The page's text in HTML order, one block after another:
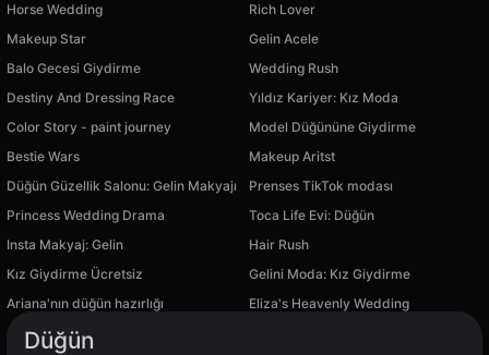
Horse Wedding
Rich Lover
Makeup Star
Gelin Acele
Balo Gecesi Giydirme
Wedding Rush
Destiny And Dressing Race
Yıldız Kariyer: Kız Moda
Color Story - paint journey
Model Düğününe Giydirme
Bestie Wars
Makeup Aritst
Düğün Güzellik Salonu: Gelin Makyajı
Prenses TikTok modası
Princess Wedding Drama
Toca Life Evi: Düğün
Insta Makyaj: Gelin
Hair Rush
Kız Giydirme Ücretsiz
Gelini Moda: Kız Giydirme
PC platformunda mevcut
Ariana'nın düğün hazırlığı Eliza's Heavenly Wedding
Düğün